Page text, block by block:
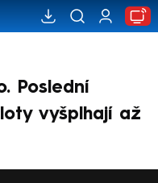
Poslední
vyšplhají až